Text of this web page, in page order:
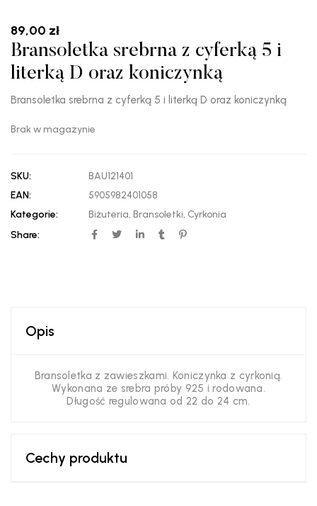
89,00 zł
Bransoletka srebrna z cyferką 5 i
literką D oraz koniczynką
Bransoletka srebrna z cyferką 5 i literką D oraz koniczynką
Brak w magazynie
SKU:
BAU121401
EAN:
5905982401058
Kategorie:
Biżuteria, Bransoletki, Cyrkonia
Share:
Opis
Bransoletka z zawieszkami. Koniczynka z cyrkonią.
Wykonana ze srebra próby 925 i rodowana.
Długość regulowana od 22 do 24 cm.
Cechy produktu